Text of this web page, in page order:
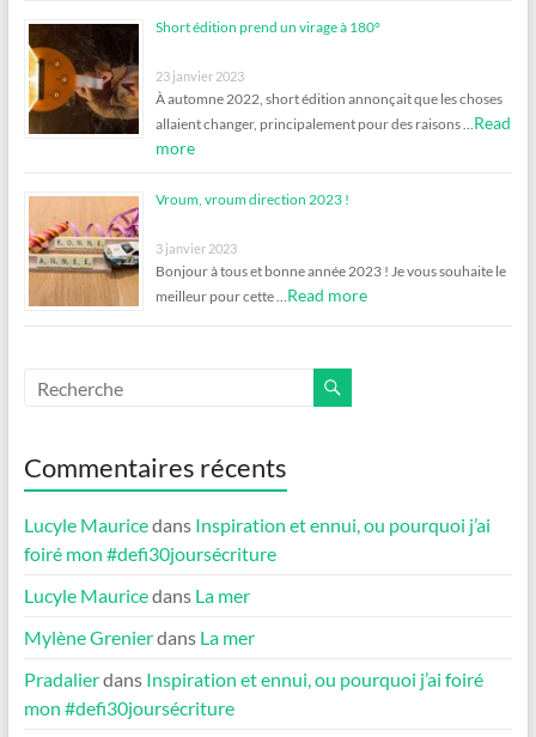
Short édition prend un virage à 180°
23 janvier 2023
À automne 2022, short édition annonçait que les choses
allaient changer, principalement pour des raisons …Read
more
Vroum, vroum direction 2023 !
3 janvier 2023
Bonjour à tous et bonne année 2023 ! Je vous souhaite le
meilleur pour cette …Read more
Commentaires récents
Lucyle Mauricedans Inspiration et ennui, ou pourquoi j’ai
foiré mon #defi30joursécriture
Lucyle Mauricedans La mer
Mylène Grenierdans La mer
Pradalierdans Inspiration et ennui, ou pourquoi j’ai foiré
mon #defi30joursécriture